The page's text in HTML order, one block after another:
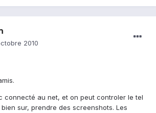
2010
connecté au net, et on peut controler le tel
sur, prendre des screenshots. Les